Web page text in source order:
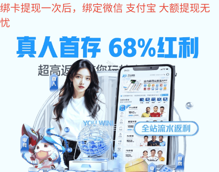
VSport体育
方案应用